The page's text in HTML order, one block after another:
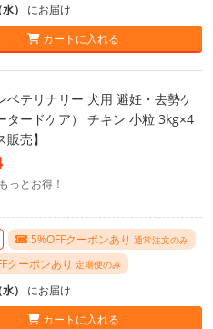
） にお届け
カートに入れる
ベテリナリー 犬用 避妊・去勢ケ
タードケア） チキン 小粒 3kg×4
売】
っとお得！
5%OFFクーポンあり 通常注文のみ
クーポンあり 定期便のみ
） にお届け
カートに入れる